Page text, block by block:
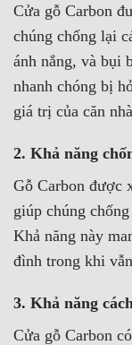
Cửa gỗ Carbon
chúng chống lại
ánh nắng, và bụi
nhanh chóng bị
giá trị của căn
2. Khả năng
Gỗ Carbon được
giúp chúng
Khả năng này
đình trong khi
3. Khả năng
Cửa gỗ Carbon